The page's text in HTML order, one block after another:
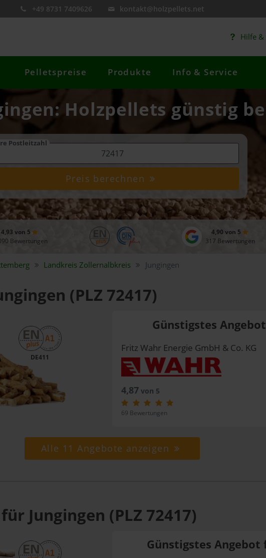
+49 8731 7409626 kontakt@holzpellets.net
Hilfe &
Pelletspreise Produkte Info & Service
Holzpellets günstig
Postleitzahl
Preis berechnen
4,93 von 5
Bewertungen
4,90 von 5
317 Bewertungen
LandkreisZollernalbkreis Jungingen
(PLZ 72417)
DE411
Günstigstes
Fritz Wahr Energie GmbH & Co. KG
4,87von 5
69 Bewertungen
Alle 11 Angebote anzeigen
Jungingen (PLZ 72417)
Günstigstes Angebot